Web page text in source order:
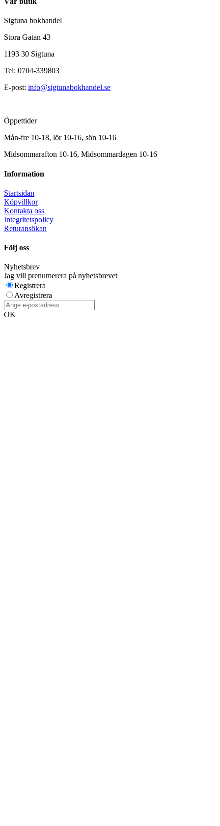
Sigtuna bokhandel
Stora Gatan 43
1193 30 Sigtuna
Tel: 0704-339803
E-post: info@sigtunabokhandel.se
Öppettider
Mån-fre 10-18, lör 10-16, sön 10-16
Midsommarafton 10-16, Midsommardagen 10-16
Information
Startsidan
Köpvillkor
Kontakta oss
Integritetspolicy
Returansökan
Följ oss
Nyhetsbrev
Jag vill prenumerera på nyhetsbrevet
Registrera
Avregistrera
OK